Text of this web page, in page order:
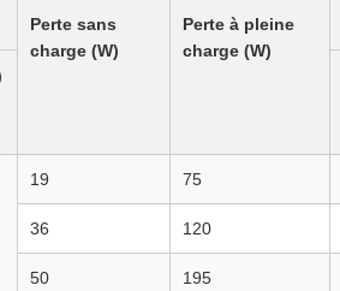
Perte sans
charge (W)
Perte à pleine
charge (W)
19 75
36 120
50 195